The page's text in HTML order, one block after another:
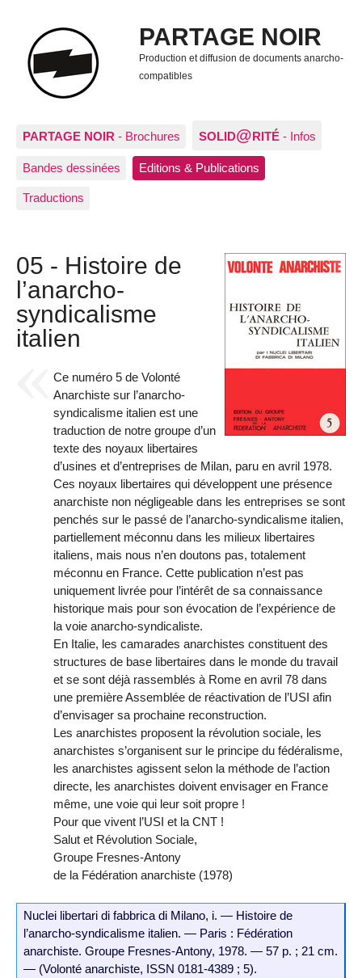
PARTAGE NOIR
Production et diffusion de documents anarcho-
compatibles
PARTAGE NOIR - Brochures SOLID@RITÉ - Infos
Bandes dessinées Editions & Publications
Traductions
05 - Histoire de
l’anarcho-
syndicalisme
italien
Ce numéro 5 de Volonté
Anarchiste sur l’anarcho-
syndica­lisme italien est une
traduction de notre groupe d’un
texte des noyaux libertaires
d’usines et d’entreprises de Milan, paru en avril 1978.
Ces noyaux libertaires qui développent une présence
anarchiste non négligeable dans les entreprises se sont
pen­chés sur le passé de l’anarcho-syndicalisme italien,
partiellement méconnu dans les milieux libertaires
italiens, mais nous n’en doutons pas, totalement
méconnu en France. Cette publication n’est pas
uniquement livrée pour l’intérêt de sa connaissance
historique mais pour son évocation de l’expérience de
la voie anarcho-syndicaliste.
En Italie, les camarades anarchistes constituent des
struc­tures de base libertaires dans le monde du travail
et se sont déjà rassemblés à Rome en avril 78 dans
une première Assem­blée de réactivation de l’USI afin
d’envisager sa prochaine reconstruction.
Les anarchistes proposent la révolution sociale, les
anar­chistes s’organisent sur le principe du fédéralisme,
les anarchistes agissent selon la méthode de l’action
directe, les anarchistes doivent envisager en France
même, une voie qui leur soit propre !
Pour que vivent l’USI et la CNT !
Salut et Révolution Sociale,
Groupe Fresnes-Antony
de la Fédération anarchiste (1978)
Nuclei libertari di fabbrica di Milano, i. — Histoire de
l’anarcho-syndicalisme italien. — Paris : Fédération
anarchiste. Groupe Fresnes-Antony, 1978. — 57 p. ; 21 cm.
— (Volonté anarchiste, ISSN 0181-4389 ; 5).